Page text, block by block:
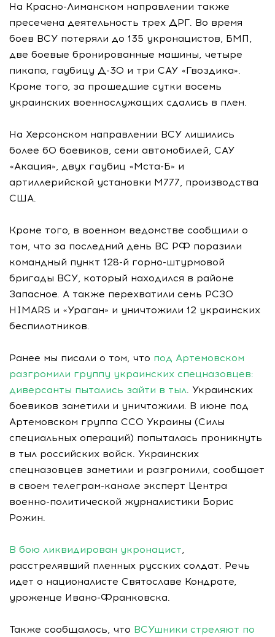
На Красно-Лиманском направлении также
пресечена деятельность трех ДРГ. Во время
боев ВСУ потеряли до 135 укронацистов, БМП,
две боевые бронированные машины, четыре
пикапа, гаубицу Д-30 и три САУ «Гвоздика».
Кроме того, за прошедшие сутки восемь
украинских военнослужащих сдались в плен.
На Херсонском направлении ВСУ лишились
более 60 боевиков, семи автомобилей, САУ
«Акация», двух гаубиц «Мста-Б» и
артиллерийской установки М777, производства
США.
Кроме того, в военном ведомстве сообщили о
том, что за последний день ВС РФ поразили
командный пункт 128-й горно-штурмовой
бригады ВСУ, который находился в районе
Запасное. А также перехватили семь РСЗО
HIMARS и «Ураган» и уничтожили 12 украинских
беспилотников.
Ранее мы писали о том, что под Артемовском
разгромили группу украинских спецназовцев:
диверсанты пытались зайти в тыл. Украинских
боевиков заметили и уничтожили. В июне под
Артемовском группа ССО Украины (Силы
специальных операций) попыталась проникнуть
в тыл российских войск. Украинских
спецназовцев заметили и разгромили, сообщает
в своем телеграм-канале эксперт Центра
военно-политической журналистики Борис
Рожин.
В бою ликвидирован укронацист,
расстрелявший пленных русских солдат. Речь
идет о националисте Святославе Кондрате,
уроженце Ивано-Франковска.
Также сообщалось, что ВСУшники стреляют по